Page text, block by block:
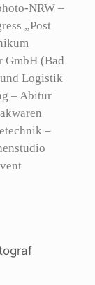
NRW –
„Post
GmbH (Bad
Logistik
– Abitur
–